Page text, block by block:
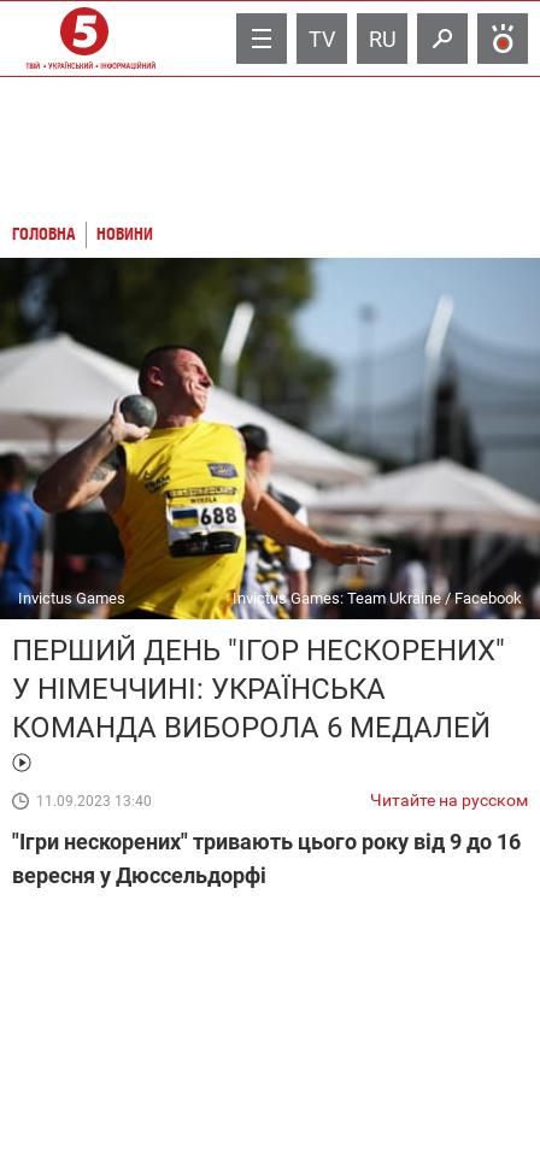
TV RU
ГОЛОВНА НОВИНИ
Invictus Games Invictus Games: Team Ukraine / Facebook
ПЕРШИЙ ДЕНЬ "ІГОР НЕСКОРЕНИХ"
У НІМЕЧЧИНІ: УКРАЇНСЬКА
КОМАНДА ВИБОРОЛА 6 МЕДАЛЕЙ
11.09.2023 13:40 Читайте на русском
"Ігри нескорених" тривають цього року від 9 до 16
вересня у Дюссельдорфі